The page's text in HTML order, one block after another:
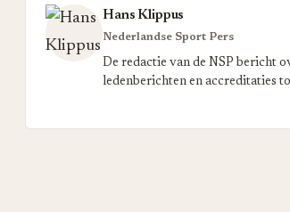
Hans Klippus
Nederlandse Sport Pers
De redactie van de NSP bericht
ledenberichten en accreditaties